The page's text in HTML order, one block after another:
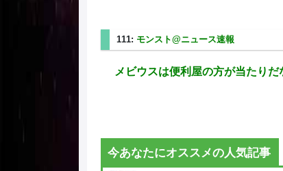
111: モンスト@ニュース速報
メビウスは便利屋の方が当たり
今あなたにオススメの人気記事